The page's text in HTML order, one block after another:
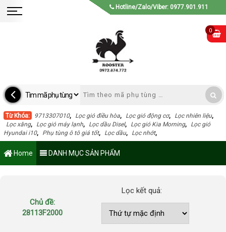
Hotline/Zalo/Viber: 0977.901.911
Từ Khóa: 9713307010, Lọc gió điều hòa, Lọc gió động cơ, Lọc nhiên liệu,
Lọc xăng, Lọc gió máy lạnh, Lọc dầu Disel, Lọc gió Kia Morning,
Lọc gió
Hyundai i10, Phụ tùng ô tô giá tốt, Lọc dầu, Lọc nhớt,
Home DANH MỤC SẢN PHẨM
Chủ đề:
28113F2000
Lọc kết quả:
0